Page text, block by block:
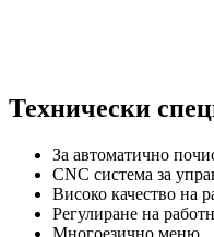
Технически
За автоматично
CNC система за
Високо качество на
Регулиране на